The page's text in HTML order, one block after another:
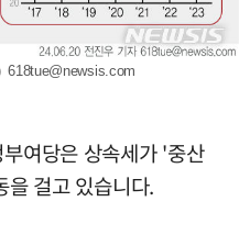
)618tue@newsis.com
여당은 상속세가 '중산
을 걸고 있습니다.